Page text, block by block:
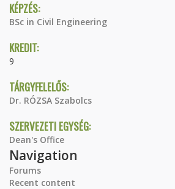
KÉPZÉS:
BSc in Civil Engineering
KREDIT:
9
TÁRGYFELELŐS:
Dr. RÓZSA Szabolcs
SZERVEZETI EGYSÉG:
Dean's Office
Navigation
Forums
Recent content